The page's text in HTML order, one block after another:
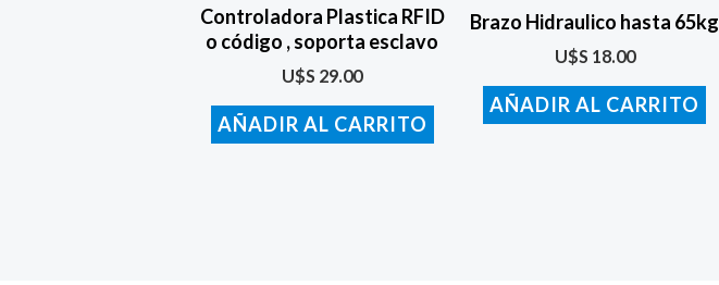
Controladora Plastica RFID
o código , soporta esclavo
U$S 29.00
AÑADIR AL CARRITO
Brazo Hidraulico hasta 65kg
U$S 18.00
AÑADIR AL CARRITO